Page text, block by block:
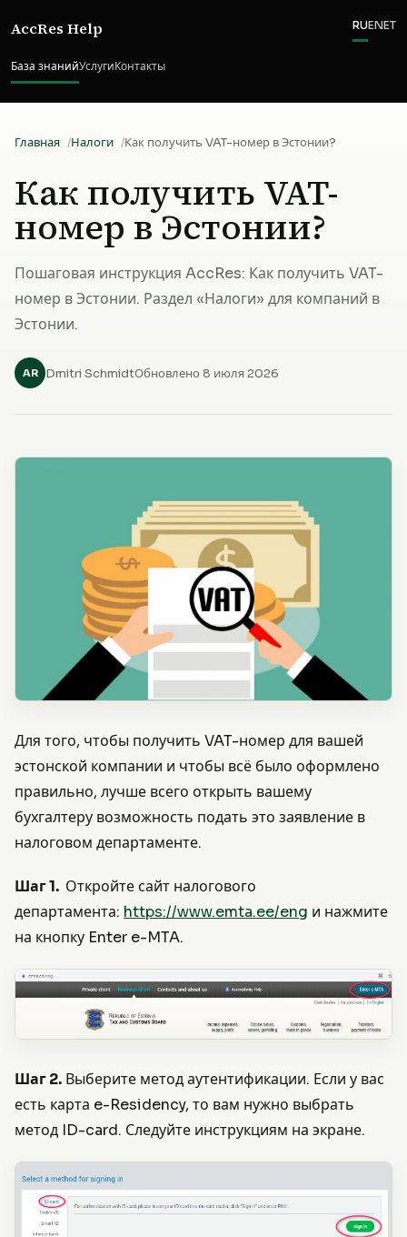
AccRes Help
База знанийУслугиКонтакты
RUENET
Главная Налоги Как получить VAT-номер в Эстонии?
Как получить VAT-
номер в Эстонии?
Пошаговая инструкция AccRes: Как получить VAT-
номер в Эстонии. Раздел «Налоги» для компаний в
Эстонии.
AR Dmitri SchmidtОбновлено 8 июля 2026
Для того, чтобы получить VAT-номер для вашей
эстонской компании и чтобы всё было оформлено
правильно, лучше всего открыть вашему
бухгалтеру возможность подать это заявление в
налоговом департаменте.
Шаг 1. Откройте сайт налогового
департамента: https://www.emta.ee/eng и нажмите
на кнопку Enter e-MTA.
Шаг 2. Выберите метод аутентификации. Если у вас
есть карта e-Residency, то вам нужно выбрать
метод ID-card. Следуйте инструкциям на экране.